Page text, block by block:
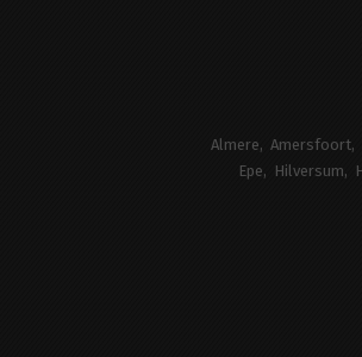
Almere
Amersfoort
Epe
Hilversum